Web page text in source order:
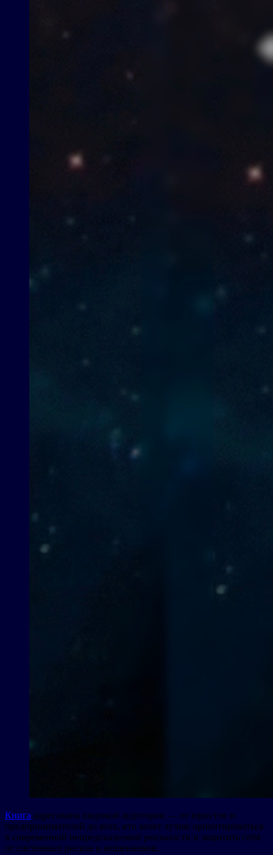
Книга адресована широкой аудитории — от юристов и
предпринимателей до всех, кто хочет лучше ориентироваться
в современной непредсказуемой реальности и защитить себя
от системных рисков и мошенников.